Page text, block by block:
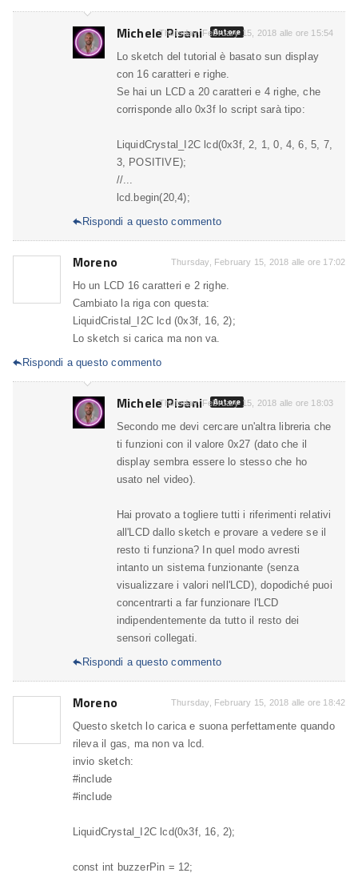
Michele Pisani Autore
Thursday, February 15, 2018 alle ore 15:54
Lo sketch del tutorial è basato sun display
con 16 caratteri e righe.
Se hai un LCD a 20 caratteri e 4 righe, che
corrisponde allo 0x3f lo script sarà tipo:
LiquidCrystal_I2C lcd(0x3f, 2, 1, 0, 4, 6, 5, 7,
3, POSITIVE);
//...
lcd.begin(20,4);
Rispondi a questo commento
Moreno Thursday, February 15, 2018 alle ore 17:02
Ho un LCD 16 caratteri e 2 righe.
Cambiato la riga con questa:
LiquidCristal_I2C lcd (0x3f, 16, 2);
Lo sketch si carica ma non va.
Rispondi a questo commento
Michele Pisani Autore
Thursday, February 15, 2018 alle ore 18:03
Secondo me devi cercare un'altra libreria che
ti funzioni con il valore 0x27 (dato che il
display sembra essere lo stesso che ho
usato nel video).
Hai provato a togliere tutti i riferimenti relativi
all'LCD dallo sketch e provare a vedere se il
resto ti funziona? In quel modo avresti
intanto un sistema funzionante (senza
visualizzare i valori nell'LCD), dopodiché puoi
concentrarti a far funzionare l'LCD
indipendentemente da tutto il resto dei
sensori collegati.
Rispondi a questo commento
Moreno Thursday, February 15, 2018 alle ore 18:42
Questo sketch lo carica e suona perfettamente quando
rileva il gas, ma non va lcd.
invio sketch:
#include
#include
LiquidCrystal_I2C lcd(0x3f, 16, 2);
const int buzzerPin = 12;